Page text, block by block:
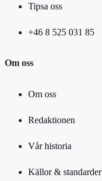
Tipsa oss
+46 8 525 031 85
Om oss
Om oss
Redaktionen
Vår historia
Källor & standarder